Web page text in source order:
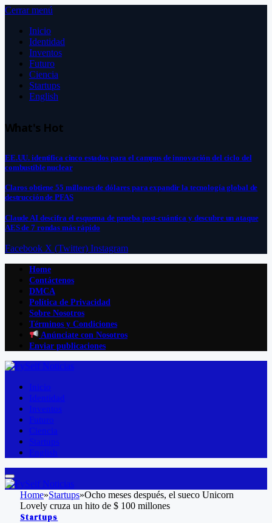
Cerrar menú
Inicio
Identidad
Inventos
Futuro
Ciencia
Startups
English
What's Hot
EE.UU. identifica cinco estados para el campus de innovación del ciclo del
combustible nuclear
Claros obtiene 55 millones de dólares para expandir la tecnología global de
destrucción de PFAS
Claude AI descifra el esquema de prueba post-cuántica y descubre un ataque
AES de 7 rondas más rápido
Facebook X (Twitter) Instagram
Home
Contáctenos
DMCA
Política de Privacidad
Sobre Nosotros
Términos y Condiciones
Anúnciate con Nosotros
Enviar publicaciones
Inicio
Identidad
Inventos
Futuro
Ciencia
Startups
English
Home»Startups»Ocho meses después, el sueco Unicorn
Lovely cruza un hito de $ 100 millones
Startups